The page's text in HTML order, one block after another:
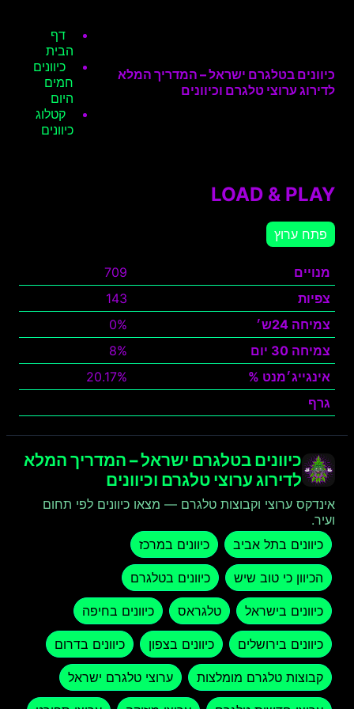
כיוונים בטלגרם ישראל – המדריך המלא
לדירוג ערוצי טלגרם וכיוונים
דף
הבית
כיוונים
חמים
היום
קטלוג
כיוונים
LOAD & PLAY
פתח ערוץ
מנויים
709
צפיות
143
צמיחה 24ש׳
0%
צמיחה 30 יום
8%
אינגייג׳מנט %
20.17%
גרף
כיוונים בטלגרם ישראל – המדריך המלא
לדירוג ערוצי טלגרם וכיוונים
אינדקס ערוצי וקבוצות טלגרם — מצאו כיוונים לפי תחום
ועיר.
כיוונים בתל אביב
כיוונים במרכז
הכיוון כי טוב שיש כיוונים בטלגרם
כיוונים בישראל טלגראס כיוונים בחיפה
כיוונים בירושלים כיוונים בצפון כיוונים בדרום
קבוצות טלגרם מומלצות ערוצי טלגרם ישראל